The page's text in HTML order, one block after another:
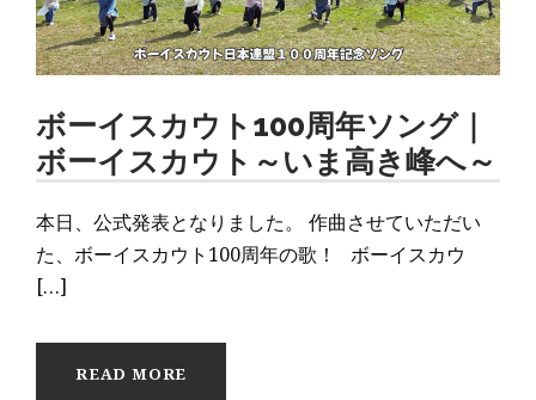
ボーイスカウト100周年ソング｜
ボーイスカウト～いま高き峰へ～
本日、公式発表となりました。 作曲させていただい
た、ボーイスカウト100周年の歌！ ボーイスカウ
[…]
READ MORE